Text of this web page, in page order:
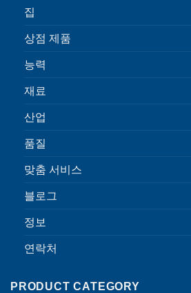
집
상점 제품
능력
재료
산업
품질
맞춤 서비스
블로그
정보
연락처
PRODUCT CATEGORY